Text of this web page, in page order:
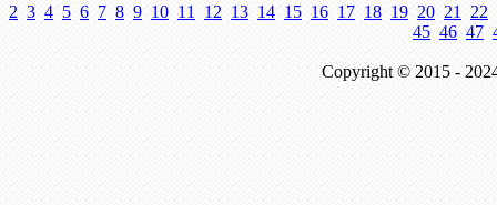
2 3 4 5 6 7 8 9 10 11 12 13 14 15 16 17 18 19 20 21
22
45 46 47
Copyright © 2015 -